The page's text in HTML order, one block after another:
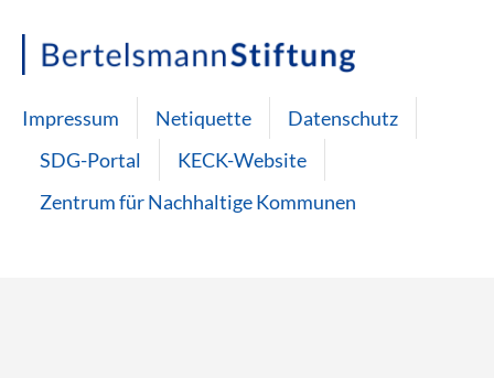
Impressum Netiquette
Datenschutz
SDG-Portal
KECK-Website
Zentrum für Nachhaltige Kommunen